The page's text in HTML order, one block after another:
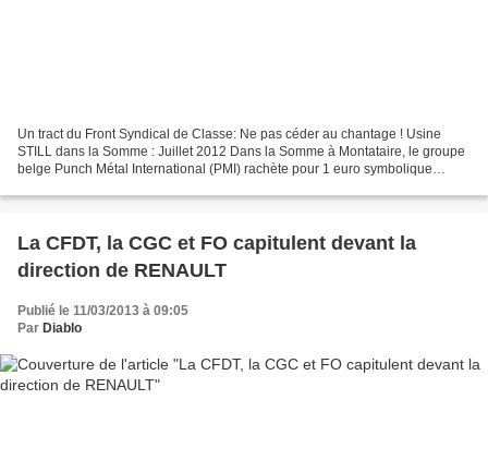
Un tract du Front Syndical de Classe: Ne pas céder au chantage ! Usine
STILL dans la Somme : Juillet 2012 Dans la Somme à Montataire, le groupe
belge Punch Métal International (PMI) rachète pour 1 euro symbolique
La CFDT, la CGC et FO capitulent devant la
direction de RENAULT
Publié le 11/03/2013 à 09:05
Par Diablo